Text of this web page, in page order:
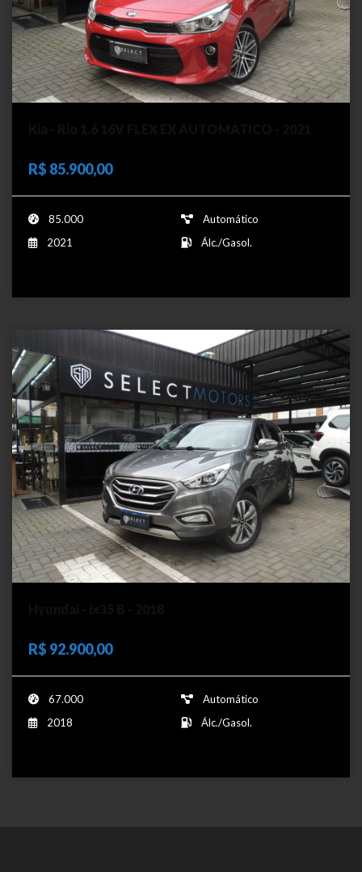
R$ 85.900,00
85.000
Automático
2021
Álc./Gasol.
R$ 92.900,00
67.000
Automático
2018
Álc./Gasol.